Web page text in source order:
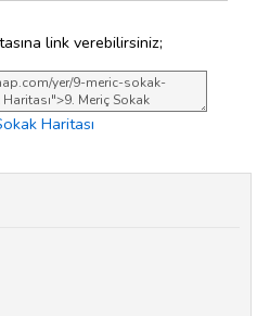
link verebilirsiniz;
Haritası